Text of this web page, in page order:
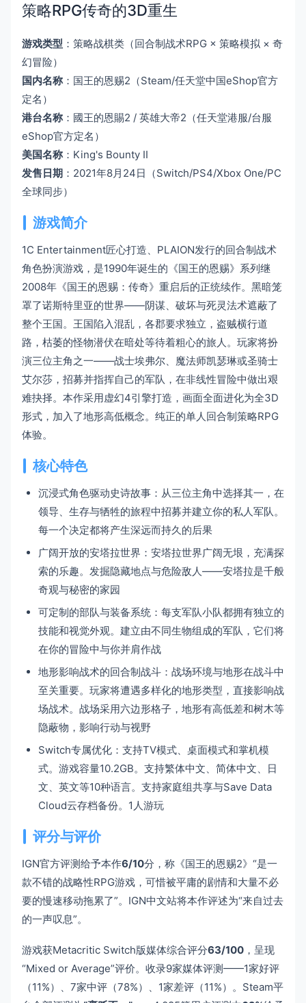
策略RPG传奇的3D重生
游戏类型 ：策略战棋类（回合制战术RPG × 策略模拟 × 奇
幻冒险）
国内名称：国王的恩赐2（Steam/任天堂中国eShop官方
定名）
港台名称：國王的恩賜2 / 英雄大帝2（任天堂港服/台服
eShop官方定名）
美国名称：King's Bounty II
发售日期 ：2021年8月24日（Switch/PS4/Xbox One/PC
全球同步）
游戏简介
1C Entertainment匠心打造、PLAION发行的回合制战术
角色扮演游戏，是1990年诞生的《国王的恩赐》系列继
2008年《国王的恩赐：传奇》重启后的正统续作。黑暗笼
罩了诺斯特里亚的世界——阴谋、破坏与死灵法术遮蔽了
整个王国。王国陷入混乱，各郡要求独立，盗贼横行道
路，枯萎的怪物潜伏在暗处等待着粗心的旅人。玩家将扮
演三位主角之一——战士埃弗尔、魔法师凯瑟琳或圣骑士
艾尔莎，招募并指挥自己的军队，在非线性冒险中做出艰
难抉择。本作采用虚幻4引擎打造，画面全面进化为全3D
形式，加入了地形高低概念。纯正的单人回合制策略RPG
体验。
核心特色
沉浸式角色驱动史诗故事：从三位主角中选择其一，在
领导、生存与牺牲的旅程中招募并建立你的私人军队。
每一个决定都将产生深远而持久的后果
广阔开放的安塔拉世界：安塔拉世界广阔无垠，充满探
索的乐趣。发掘隐藏地点与危险敌人——安塔拉是千般
奇观与秘密的家园
可定制的部队与装备系统：每支军队小队都拥有独立的
技能和视觉外观。建立由不同生物组成的军队，它们将
在你的冒险中与你并肩作战
地形影响战术的回合制战斗：战场环境与地形在战斗中
至关重要。玩家将遭遇多样化的地形类型，直接影响战
场战术。战场采用六边形格子，地形有高低差和树木等
隐蔽物，影响行动与视野
Switch专属优化：支持TV模式、桌面模式和掌机模
式。游戏容量10.2GB。支持繁体中文、简体中文、日
文、英文等10种语言。支持家庭组共享与Save Data
Cloud云存档备份。1人游玩
评分与评价
IGN官方评测给予本作6/10分，称《国王的恩赐2》“是一
款不错的战略性RPG游戏，可惜被平庸的剧情和大量不必
要的慢速移动拖累了”。IGN中文站将本作评述为“来自过去
的一声叹息”。
游戏获Metacritic Switch版媒体综合评分63/100 ，呈现
“Mixed or Average”评价。收录9家媒体评测——1家好评
（11%）、7家中评（78%）、1家差评（11%）。Steam平